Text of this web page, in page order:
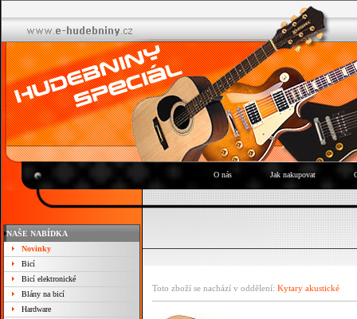
O nás Jak nakupovat
NAŠE NABÍDKA
Novinky
Bicí
Bicí elektronické
Blány na bicí
Hardware
Toto zboží se nachází v oddělení: Kytary akustické